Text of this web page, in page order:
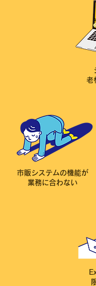
老
市販システムの機能が
業務に合わない